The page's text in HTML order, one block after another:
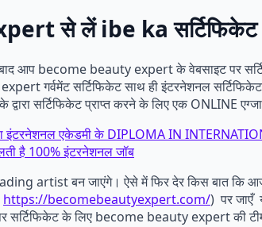
से लें ibe ka सर्टिफिकेट
आप become beauty expert के वेबसाइट पर
गर्वमेंट सर्टिफिकेट साथ ही इंटरनेशनल सर्टिफिकेट
सर्टिफिकेट प्राप्त करने के लिए एक ONLINE
इंटरनेशनल एकेडमी के DIPLOMA IN
है 100% इंटरनेशनल जॉब
artist बन जाएंगे। ऐसे में फिर देर किस बात कि
https://becomebeautyexpert.com/) पर जाएँ
सर्टिफिकेट के लिए become beauty expert की